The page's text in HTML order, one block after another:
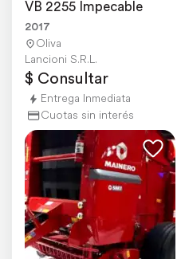
VB 2255 Impecable
2017
Oliva
Lancioni S.R.L.
$ Consultar
Entrega Inmediata
Cuotas sin interés